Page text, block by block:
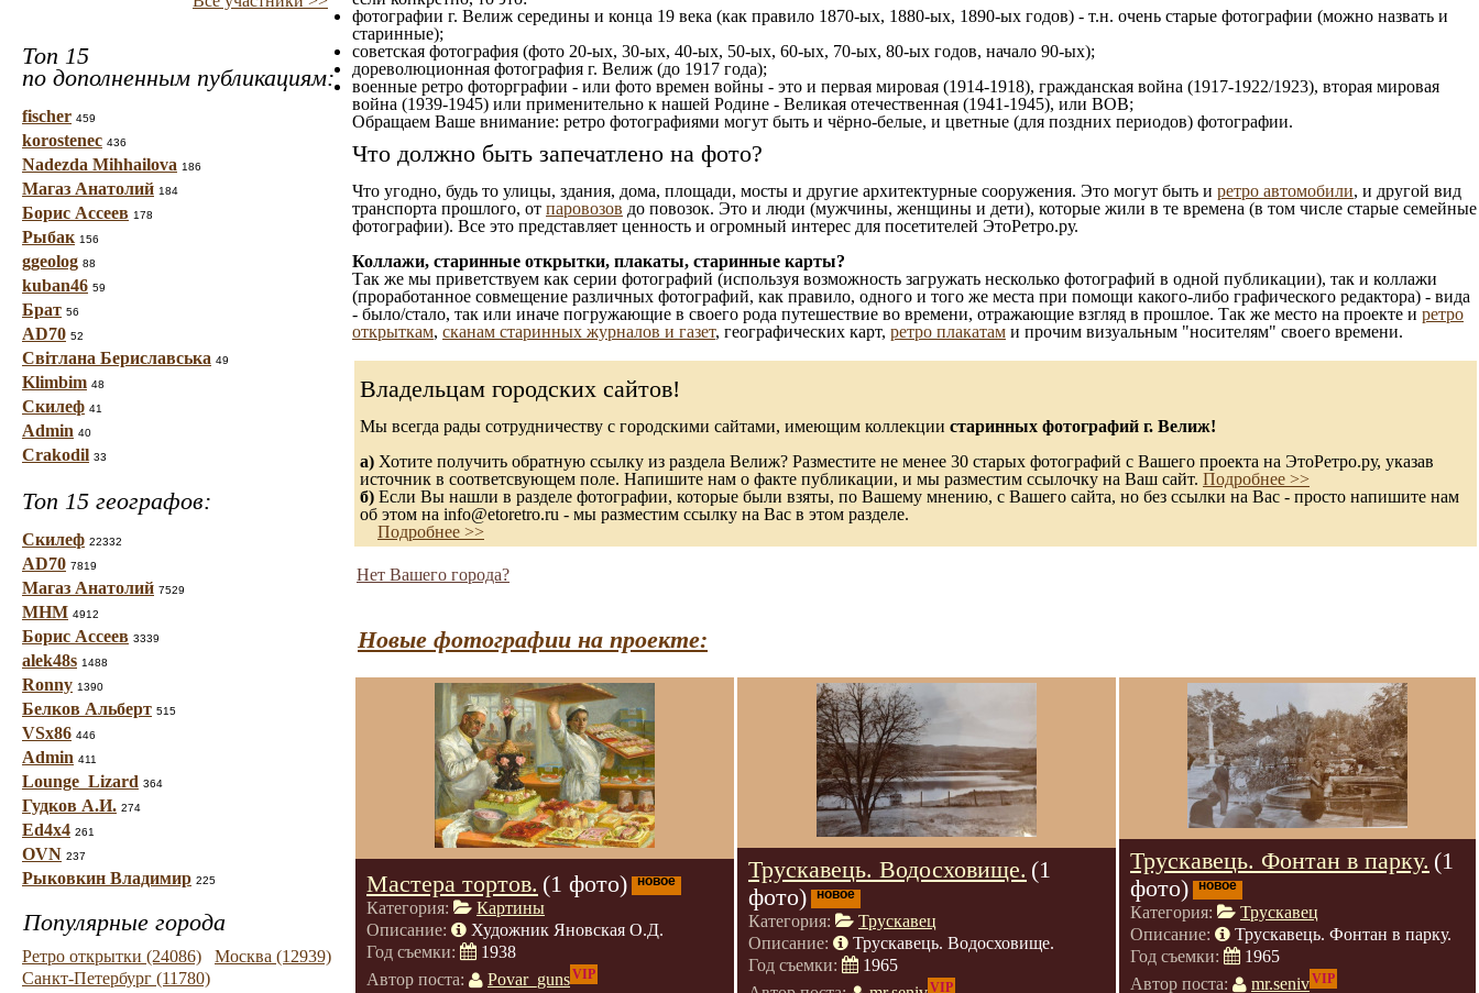
Топ 15
по дополненным публикациям:
fischer 459
korostenec 436
Nadezda Mihhailova 186
Магаз Анатолий 184
Борис Ассеев 178
Рыбак 156
ggeolog 88
kuban46 59
Брат 56
AD70 52
Світлана Бериславська 49
Klimbim 48
Скилеф 41
Admin 40
Crakodil 33
Топ 15 географов:
Скилеф 22332
AD70 7819
Магаз Анатолий 7529
МНМ 4912
Борис Ассеев 3339
alek48s 1488
Ronny 1390
Белков Альберт 515
VSx86 446
Admin 411
Lounge_Lizard 364
Гудков А.И. 274
Ed4x4 261
OVN 237
Рыковкин Владимир 225
Популярные города
Ретро открытки (24086)
Москва (12939)
Санкт-Петербург (11780)
фотографии г. Велиж середины и конца 19 века (как правило 1870-ых, 1880-ых, 1890-ых годов) - т.н. очень старые фотографии (можно назвать и
старинные);
советская фотография (фото 20-ых, 30-ых, 40-ых, 50-ых, 60-ых, 70-ых, 80-ых годов, начало 90-ых);
дореволюционная фотография г. Велиж (до 1917 года);
военные ретро фоторграфии - или фото времен войны - это и первая мировая (1914-1918), гражданская война (1917-1922/1923), вторая мировая
война (1939-1945) или применительно к нашей Родине - Великая отечественная (1941-1945), или ВОВ;
Обращаем Ваше внимание: ретро фотографиями могут быть и чёрно-белые, и цветные (для поздних периодов) фотографии.
Что должно быть запечатлено на фото?
Что угодно, будь то улицы, здания, дома, площади, мосты и другие архитектурные сооружения. Это могут быть и ретро автомобили, и другой вид
транспорта прошлого, от паровозов до повозок. Это и люди (мужчины, женщины и дети), которые жили в те времена (в том числе старые семейные
фотографии). Все это представляет ценность и огромный интерес для посетителей ЭтоРетро.ру.
Коллажи, старинные открытки, плакаты, старинные карты?
Так же мы приветствуем как серии фотографий (используя возможность загружать несколько фотографий в одной публикации), так и коллажи
(проработанное совмещение различных фотографий, как правило, одного и того же места при помощи какого-либо графического редактора) - вида
- было/стало, так или иначе погружающие в своего рода путешествие во времени, отражающие взгляд в прошлое. Так же место на проекте и ретро
открыткам, сканам старинных журналов и газет, географических карт, ретро плакатам и прочим визуальным "носителям" своего времени.
Владельцам городских сайтов!
Мы всегда рады сотрудничеству с городскими сайтами, имеющим коллекции старинных фотографий г. Велиж!
а) Хотите получить обратную ссылку из раздела Велиж? Разместите не менее 30 старых фотографий с Вашего проекта на ЭтоРетро.ру, указав
источник в соответсвующем поле. Напишите нам о факте публикации, и мы разместим ссылочку на Ваш сайт. Подробнее >>
б) Если Вы нашли в разделе фотографии, которые были взяты, по Вашему мнению, с Вашего сайта, но без ссылки на Вас - просто напишите нам
об этом на info@etoretro.ru - мы разместим ссылку на Вас в этом разделе.
Подробнее >>
Нет Вашего города?
Новые фотографии на проекте:
Мастера тортов. (1 фото) новое
Категория:
Картины
Описание:
Художник Яновская О.Д.
Год съемки:
1938
Автор поста:
Povar_gunsVIP
Трускавець. Водосховище. (1
фото)
новое
Категория:
Трускавец
Описание:
Трускавець. Водосховище.
Год съемки:
1965
VIP
Трускавець. Фонтан в парку. (1
фото)
новое
Категория:
Трускавец
Описание:
Трускавець. Фонтан в парку.
Год съемки:
1965
Автор поста:
mr.senivVIP